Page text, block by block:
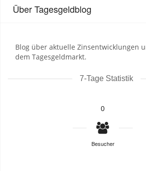
Über Tagesgeldblog
Blog über aktuelle Zinsentwicklungen
dem Tagesgeldmarkt.
7-Tage Statistik
0
Besucher